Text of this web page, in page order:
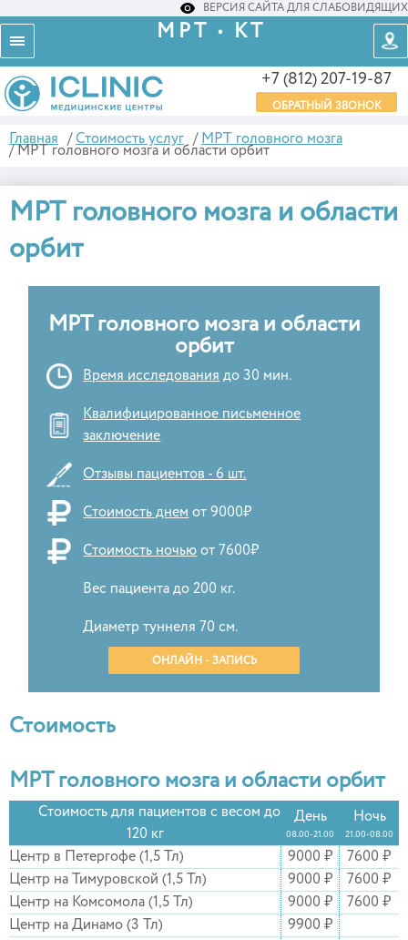
ВЕРСИЯ САЙТА ДЛЯ СЛАБОВИДЯЩИХ
МРТ • КТ
+7 (812) 207-19-87
ОБРАТНЫЙ ЗВОНОК
Главная / Стоимость услуг / МРТ головного мозга
/ МРТ головного мозга и области орбит
МРТ головного мозга и области
орбит
МРТ головного мозга и области
орбит
Время исследования до 30 мин.
Квалифицированное письменное
заключение
Отзывы пациентов - 6 шт.
Стоимость днем от 9000₽
Стоимость ночью от 7600₽
Вес пациента до 200 кг.
Диаметр туннеля 70 см.
ОНЛАЙН - ЗАПИСЬ
Стоимость
МРТ головного мозга и области орбит
Стоимость для пациентов с весом до
120 кг
День
08.00-21.00
Ночь
21.00-08.00
Центр в Петергофе (1,5 Тл) 9000 ₽
7600 ₽
Центр на Тимуровской (1,5 Тл)
9000 ₽
7600 ₽
Центр на Комсомола (1,5 Тл)
9000 ₽
7600 ₽
Центр на Динамо (3 Тл)
9900 ₽